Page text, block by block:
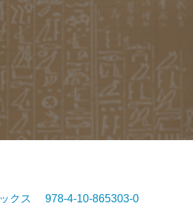
ックス 978-4-10-865303-0